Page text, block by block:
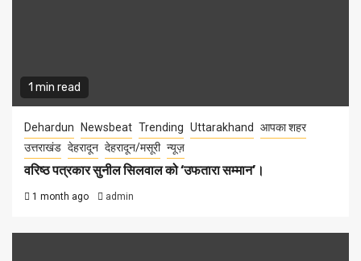
1 min read
Dehardun Newsbeat Trending Uttarakhand
आपका शहर
उत्तराखंड देहरादून देहरादून/मसूरी न्यूज़
वरिष्ठ पत्रकार सुनील सिलवाल को ‘उफतारा सम्मान’।
1 month ago admin